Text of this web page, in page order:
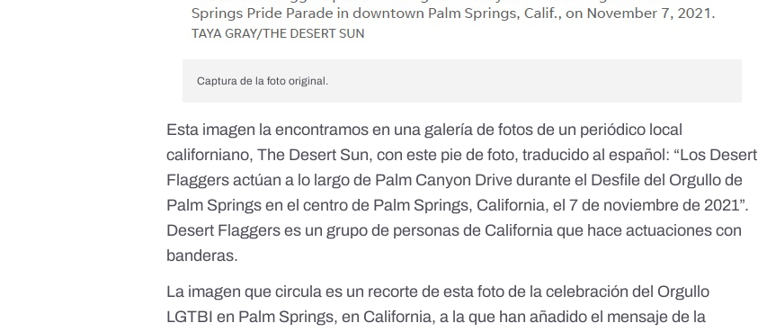
Captura de la foto original.
Esta imagen la encontramosen una galería de fotos de un periódico local
californiano, The Desert Sun, con este pie de foto, traducido al español: “Los Desert
Flaggers actúan a lo largo de Palm Canyon Drive durante el Desfile del Orgullo de
Palm Springs en el centro de Palm Springs, California, el 7 de noviembre de 2021”.
Desert Flaggers es un grupo de personas de California que hace actuaciones con
banderas.
La imagen que circula es un recorte de esta foto de la celebración del Orgullo
LGTBI en Palm Springs, en California, a la que han añadido el mensaje de la